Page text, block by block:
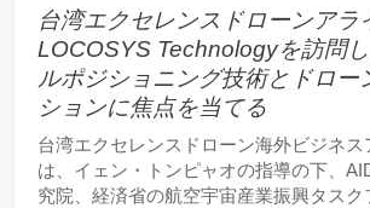
台湾エクセレンスドローンアラ
LOCOSYS Technologyを訪問
ルポジショニング技術とドロー
ションに焦点を当てる
台湾エクセレンスドローン海外ビジネス
は、イェン・トンピャオの指導の下、
究院、経済省の航空宇宙産業振興タスク